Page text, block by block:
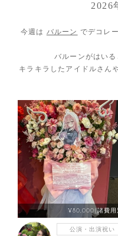
2026
今週は バルーン でデコレ
バルーンがはい
キラキラしたアイドルさん
¥80,000(諸費用
公演・出演祝い